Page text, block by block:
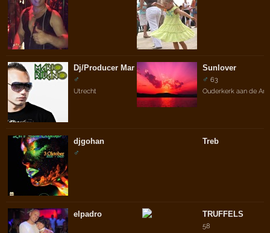
Dj/Producer Mario Rivano
♂
Utrecht
djgohan
♂
elpadro
Sunlover
♂ 63
Ouderkerk aan de
Treb
TRUFFELS
58